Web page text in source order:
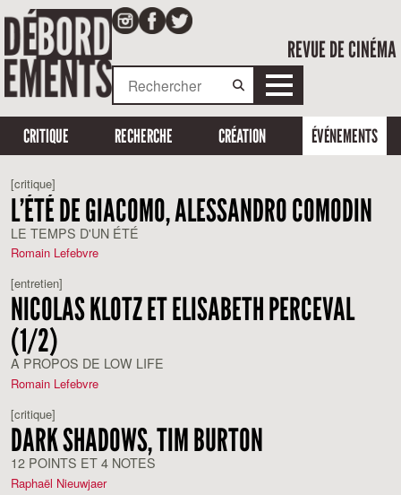
REVUE DE CINÉMA
CRITIQUE RECHERCHE CRÉATION ÉVÉNEMENTS
[critique]
L’ÉTÉ DE GIACOMO, ALESSANDRO COMODIN
LE TEMPS D'UN ÉTÉ
Romain Lefebvre
[entretien]
NICOLAS KLOTZ ET ELISABETH PERCEVAL
(1/2)
A PROPOS DE LOW LIFE
Romain Lefebvre
[critique]
DARK SHADOWS, TIM BURTON
12 POINTS ET 4 NOTES
Raphaël Nieuwjaer